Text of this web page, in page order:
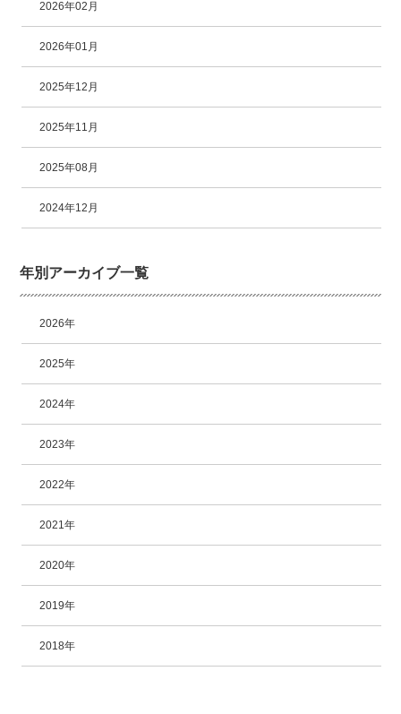
2026年02月
2026年01月
2025年12月
2025年11月
2025年08月
2024年12月
年別アーカイブ一覧
2026年
2025年
2024年
2023年
2022年
2021年
2020年
2019年
2018年